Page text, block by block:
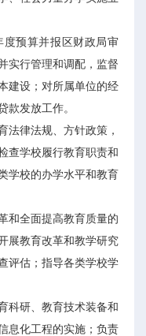
度预算并报区财政局审
实行管理和调配，监督
建设；对所属单位的经
款发放工作。
法律法规、方针政策，
查学校履行教育职责和
学校的办学水平和教育
和全面提高教育质量的
展教育改革和教学研究
评估；指导各类学校学
科研、教育技术装备和
息化工程的实施；负责